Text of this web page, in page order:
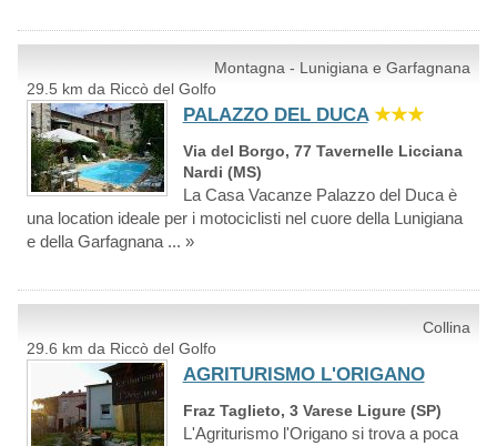
Montagna - Lunigiana e Garfagnana
29.5 km da Riccò del Golfo
PALAZZO DEL DUCA ★★★
Via del Borgo, 77 Tavernelle Licciana
Nardi (MS)
La Casa Vacanze Palazzo del Duca è
una location ideale per i motociclisti nel cuore della Lunigiana
e della Garfagnana ... »
Collina
29.6 km da Riccò del Golfo
AGRITURISMO L'ORIGANO
Fraz Taglieto, 3 Varese Ligure (SP)
L'Agriturismo l'Origano si trova a poca